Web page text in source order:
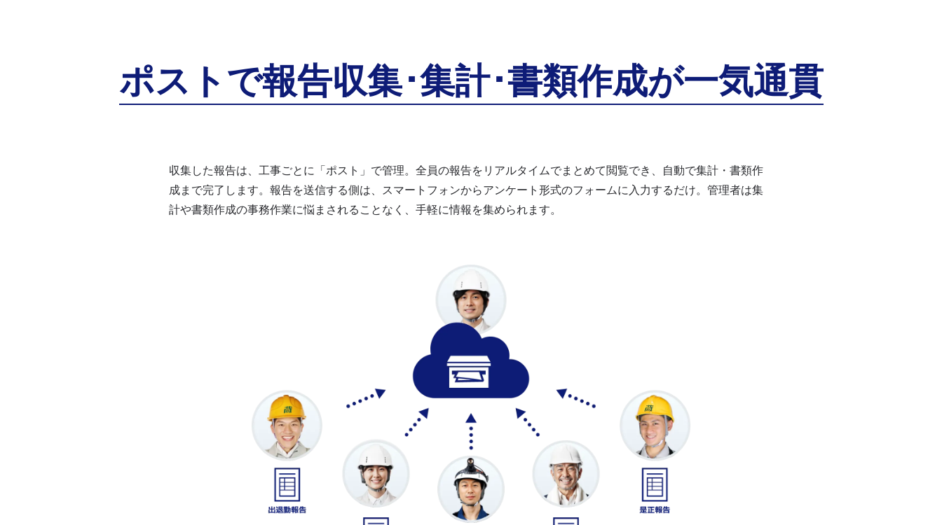
ポストで報告収集･集計･書類作成が一気通貫
収集した報告は、工事ごとに「ポスト」で管理。全員の報告をリアルタイムでまとめて閲覧でき、自動で集計・書類作
成まで完了します。報告を送信する側は、スマートフォンからアンケート形式のフォームに入力するだけ。管理者は集
計や書類作成の事務作業に悩まされることなく、手軽に情報を集められます。